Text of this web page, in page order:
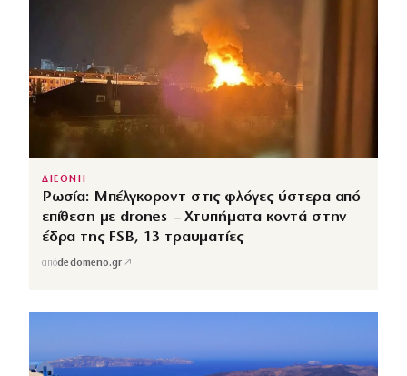
ΔΙΕΘΝΗ
Ρωσία: Μπέλγκοροντ στις φλόγες ύστερα από
επίθεση με drones – Χτυπήματα κοντά στην
έδρα της FSB, 13 τραυματίες
απόdedomeno.gr ↗